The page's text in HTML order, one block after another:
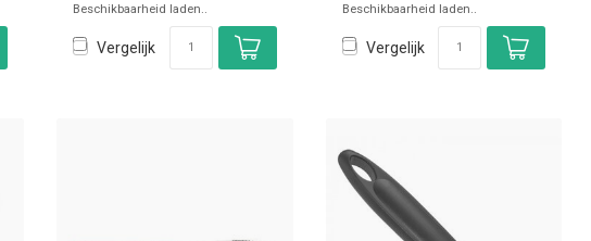
Beschikbaarheid laden..
Vergelijk
Beschikbaarheid laden..
Vergelijk